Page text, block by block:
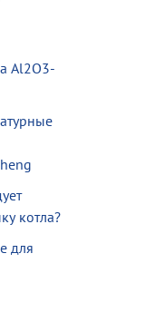
Al2O3-
котла?
для